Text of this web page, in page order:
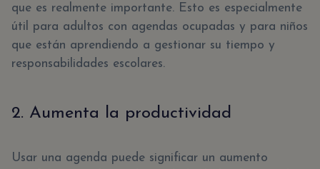
que es realmente importante. Esto es especialmente
útil para adultos con agendas ocupadas y para niños
que están aprendiendo a gestionar su tiempo y
responsabilidades escolares.
2. Aumenta la productividad
Usar una agenda puede significar un aumento